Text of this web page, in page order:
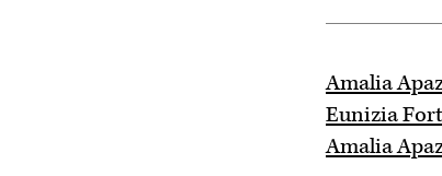
Amalia
Eunizia
Amalia